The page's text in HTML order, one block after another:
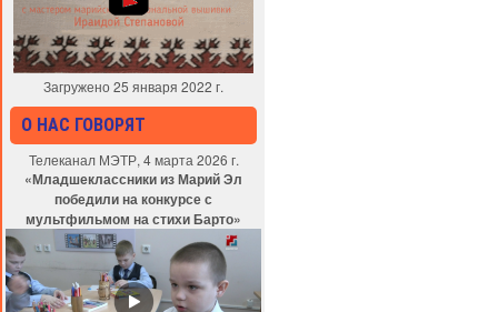
Загружено 25 января 2022 г.
О НАС ГОВОРЯТ
Телеканал МЭТР, 4 марта 2026 г.
«Младшеклассники из Марий Эл
победили на конкурсе с
мультфильмом на стихи Барто»